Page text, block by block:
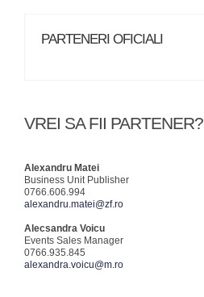
PARTENERI OFICIALI
VREI SA FII PARTENER?
Alexandru Matei
Business Unit Publisher
0766.606.994
alexandru.matei@zf.ro
Alecsandra Voicu
Events Sales Manager
0766.935.845
alexandra.voicu@m.ro